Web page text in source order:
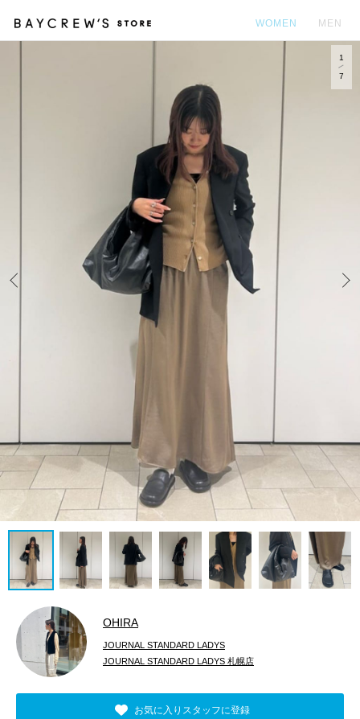
WOMEN MEN
1
7
OHIRA
JOURNAL STANDARD LADYS
JOURNAL STANDARD LADYS 札幌店
お気に入りスタッフに登録